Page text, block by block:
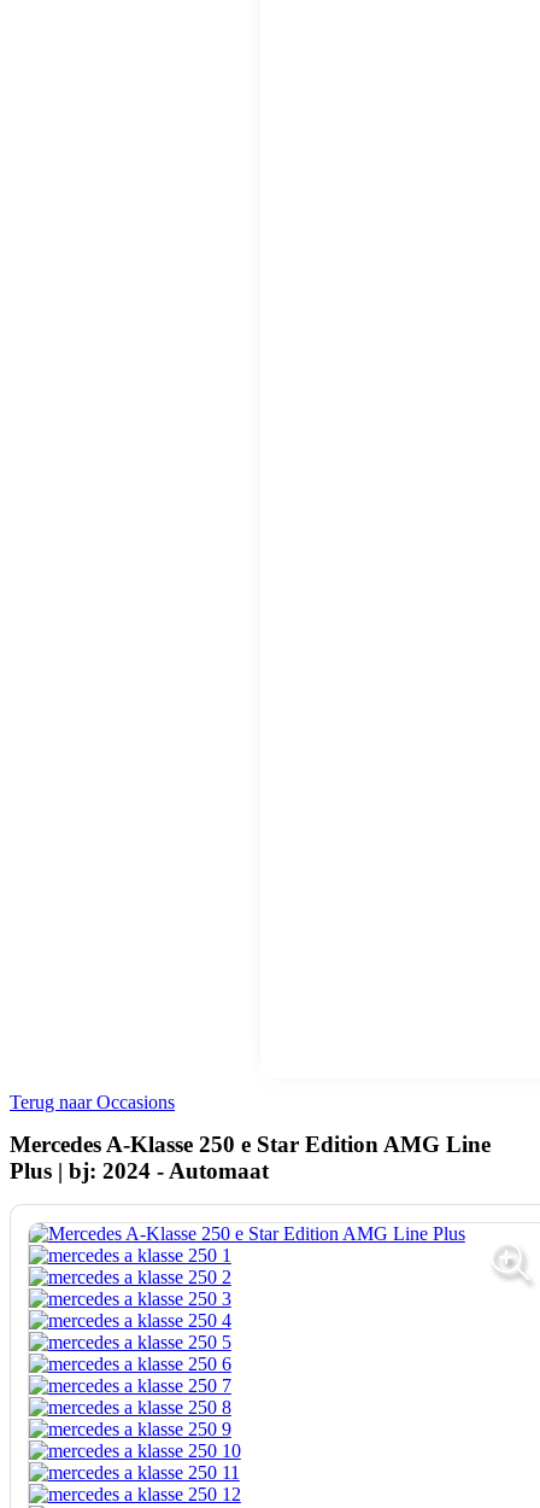
Terug naar Occasions
Mercedes A-Klasse 250 e Star Edition AMG Line
Plus | bj: 2024 - Automaat